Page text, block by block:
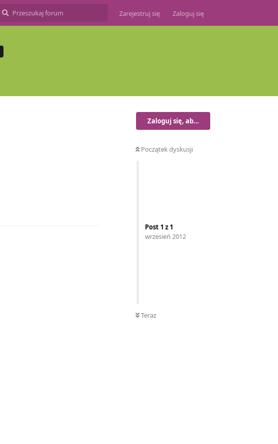
Zarejestruj się Zaloguj się
Zaloguj się, aby odpisać
Początek dyskusji
Post 1 z 1
wrzesień 2012
Teraz